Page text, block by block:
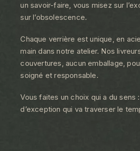
un savoir-faire, vous misez sur
sur l’obsolescence.
Chaque verrière est unique, en
main dans notre atelier. Nos
couvertures, aucun emballage,
soigné et responsable.
Vous faites un choix qui a du sens
d’exception qui va traverser le